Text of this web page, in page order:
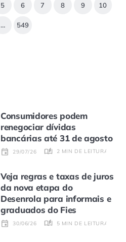
5 6 7 8 9 10
… 549
Consumidores podem
renegociar dívidas
bancárias até 31 de agosto
29/07/26 2 MIN DE LEITURA
Veja regras e taxas de juros
da nova etapa do
Desenrola para informais e
graduados do Fies
30/06/26 5 MIN DE LEITURA